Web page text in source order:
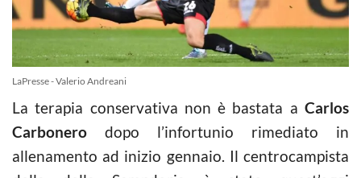
LaPresse - Valerio Andreani
La terapia conservativa non è bastata a Carlos
Carbonero dopo l’infortunio rimediato in
allenamento ad inizio gennaio. Il centrocampista